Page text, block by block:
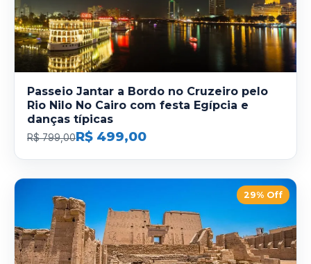
Passeio Jantar a Bordo no Cruzeiro pelo
Rio Nilo No Cairo com festa Egípcia e
danças típicas
R$ 799,00R$ 499,00
29% Off